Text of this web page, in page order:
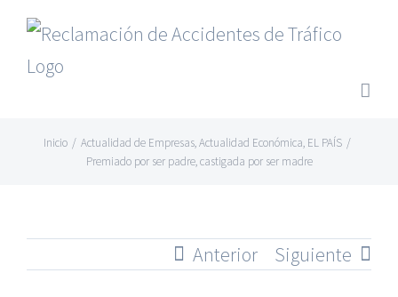
Saltar
contenido
Inicio / Actualidad de Empresas,Actualidad Económica, EL PAÍS /
Premiado por ser padre, castigada por ser madre
Anterior Siguiente